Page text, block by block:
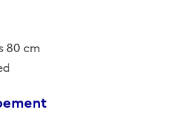
80 cm